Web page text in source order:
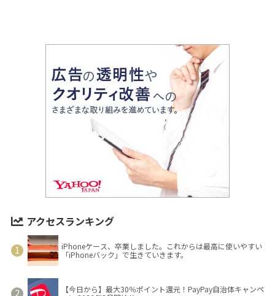
アクセスランキング
iPhoneケース、卒業しました。これからは最高に使いやすい
「iPhoneバック」で生きていきます。
【今日から】最大30％ポイント還元！PayPay自治体キャンペ